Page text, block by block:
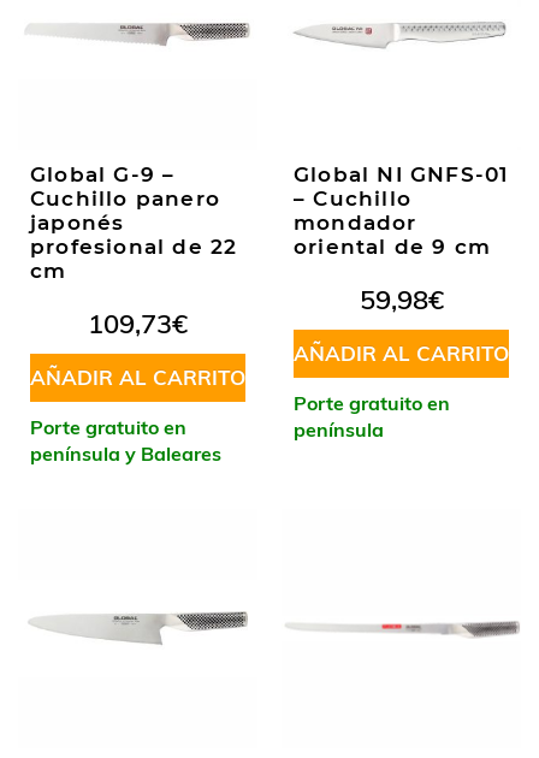
Global G-9 –
Cuchillo panero
japonés
profesional de 22
cm
109,73€
AÑADIR AL CARRITO
Porte gratuito en
península y Baleares
Global NI GNFS-01
– Cuchillo
mondador
oriental de 9 cm
59,98€
AÑADIR AL CARRITO
Porte gratuito en
península